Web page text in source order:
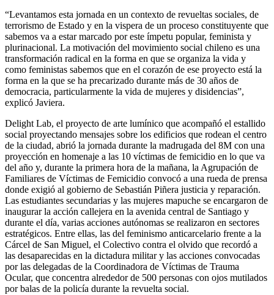
“Levantamos esta jornada en un contexto de revueltas sociales, de
terrorismo de Estado y en la vispera de un proceso constituyente que
sabemos va a estar marcado por este ímpetu popular, feminista y
plurinacional. La motivación del movimiento social chileno es una
transformación radical en la forma en que se organiza la vida y
como feministas sabemos que en el corazón de ese proyecto está la
forma en la que se ha precarizado durante más de 30 años de
democracia, particularmente la vida de mujeres y disidencias”,
explicó Javiera.
Delight Lab, el proyecto de arte lumínico que acompañó el estallido
social proyectando mensajes sobre los edificios que rodean el centro
de la ciudad, abrió la jornada durante la madrugada del 8M con una
proyección en homenaje a las 10 víctimas de femicidio en lo que va
del año y, durante la primera hora de la mañana, la Agrupación de
Familiares de Víctimas de Femicidio convocó a una rueda de prensa
donde exigió al gobierno de Sebastián Piñera justicia y reparación.
Las estudiantes secundarias y las mujeres mapuche se encargaron de
inaugurar la acción callejera en la avenida central de Santiago y
durante el día, varias acciones autónomas se realizaron en sectores
estratégicos. Entre ellas, las del feminismo anticarcelario frente a la
Cárcel de San Miguel, el Colectivo contra el olvido que recordó a
las desaparecidas en la dictadura militar y las acciones convocadas
por las delegadas de la Coordinadora de Víctimas de Trauma
Ocular, que concentra alrededor de 500 personas con ojos mutilados
por balas de la policía durante la revuelta social.